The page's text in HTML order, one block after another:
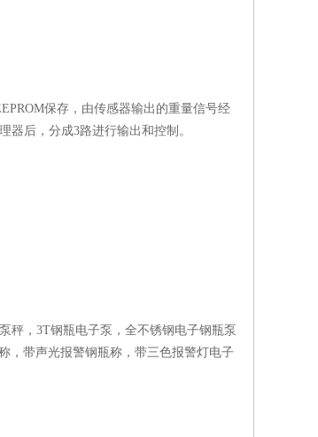
保存，由传感器输出的重量信号经
后，分成3路进行输出和控制。
秤，3T钢瓶电子泵，全不锈钢电子钢瓶泵
，带声光报警钢瓶称，带三色报警灯电子